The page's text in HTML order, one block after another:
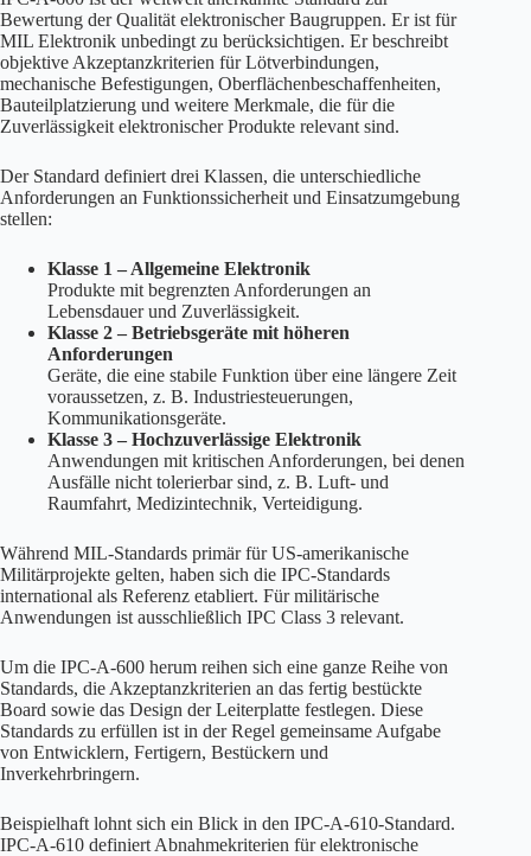
Bewertung der Qualität elektronischer Baugruppen. Er ist für
MIL Elektronik unbedingt zu berücksichtigen. Er beschreibt
objektive Akzeptanzkriterien für Lötverbindungen,
mechanische Befestigungen, Oberflächenbeschaffenheiten,
Bauteilplatzierung und weitere Merkmale, die für die
Zuverlässigkeit elektronischer Produkte relevant sind.
Der Standard definiert drei Klassen, die unterschiedliche
Anforderungen an Funktionssicherheit und Einsatzumgebung
stellen:
Klasse 1 – Allgemeine Elektronik
Produkte mit begrenzten Anforderungen an
Lebensdauer und Zuverlässigkeit.
Klasse 2 – Betriebsgeräte mit höheren
Anforderungen
Geräte, die eine stabile Funktion über eine längere Zeit
voraussetzen, z. B. Industriesteuerungen,
Kommunikationsgeräte.
Klasse 3 – Hochzuverlässige Elektronik
Anwendungen mit kritischen Anforderungen, bei denen
Ausfälle nicht tolerierbar sind, z. B. Luft- und
Raumfahrt, Medizintechnik, Verteidigung.
Während MIL-Standards primär für US-amerikanische
Militärprojekte gelten, haben sich die IPC-Standards
international als Referenz etabliert. Für militärische
Anwendungen ist ausschließlich IPC Class 3 relevant.
Um die IPC-A-600 herum reihen sich eine ganze Reihe von
Standards, die Akzeptanzkriterien an das fertig bestückte
Board sowie das Design der Leiterplatte festlegen. Diese
Standards zu erfüllen ist in der Regel gemeinsame Aufgabe
von Entwicklern, Fertigern, Bestückern und
Inverkehrbringern.
Beispielhaft lohnt sich ein Blick in den IPC-A-610-Standard.
IPC-A-610 definiert Abnahmekriterien für elektronische